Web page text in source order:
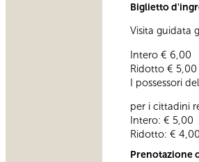
Biglietto
Visita guidata
Intero € 6,00
Ridotto € 5,00
I possessori
per i cittadini
Intero: € 5,00
Ridotto: € 4,00
Prenotazione